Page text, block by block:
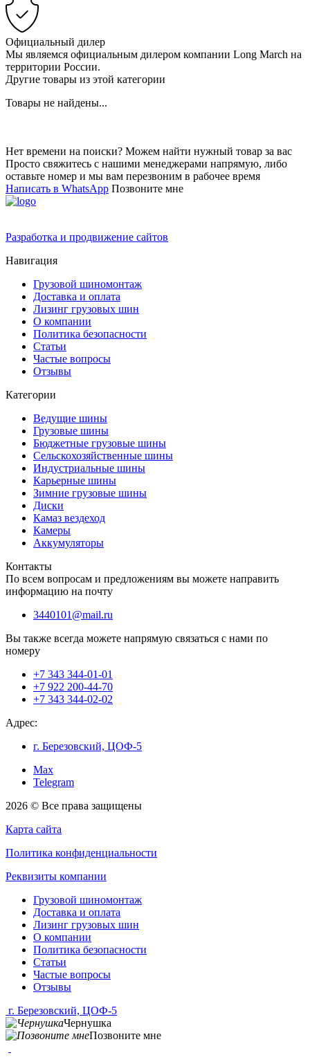
Официальный дилер
Мы являемся официальным дилером компании Long March на
территории России.
Другие товары из этой категории
Товары не найдены...
Нет времени на поиски? Можем найти нужный товар за вас
Просто свяжитесь с нашими менеджерами напрямую, либо
оставьте номер и мы вам перезвоним в рабочее время
Написать в WhatsApp Позвоните мне
Разработка и продвижение сайтов
Навигация
Грузовой шиномонтаж
Доставка и оплата
Лизинг грузовых шин
О компании
Политика безопасности
Статьи
Частые вопросы
Отзывы
Категории
Ведущие шины
Грузовые шины
Бюджетные грузовые шины
Сельскохозяйственные шины
Индустриальные шины
Карьерные шины
Зимние грузовые шины
Диски
Камаз вездеход
Камеры
Аккумуляторы
Контакты
По всем вопросам и предложениям вы можете направить
информацию на почту
3440101@mail.ru
Вы также всегда можете напрямую связаться с нами по
номеру
+7 343 344-01-01
+7 922 200-44-70
+7 343 344-02-02
Адрес:
г. Березовский, ЦОФ-5
Max
Telegram
2026 © Все права защищены
Карта сайта
Политика конфиденциальности
Реквизиты компании
Грузовой шиномонтаж
Доставка и оплата
Лизинг грузовых шин
О компании
Политика безопасности
Статьи
Частые вопросы
Отзывы
г. Березовский, ЦОФ-5
Чернушка
Позвоните мне